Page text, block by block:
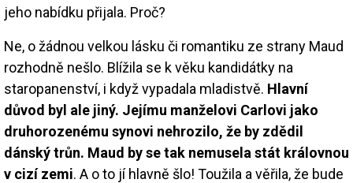
jeho nabídku přijala. Proč?
Ne, o žádnou velkou lásku či romantiku ze strany Maud
rozhodně nešlo. Blížila se k věku kandidátky na
staropanenství, i když vypadala mladistvě. Hlavní
důvod byl ale jiný. Jejímu manželovi Carlovi jako
druhorozenému synovi nehrozilo, že by zdědil
dánský trůn. Maud by se tak nemusela stát královnou
v cizí zemi. A o to jí hlavně šlo! Toužila a věřila, že bude